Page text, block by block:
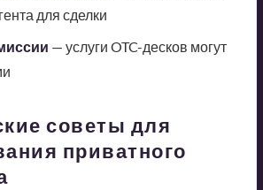
для сделки
— услуги OTC-десков могут
советы для
приватного